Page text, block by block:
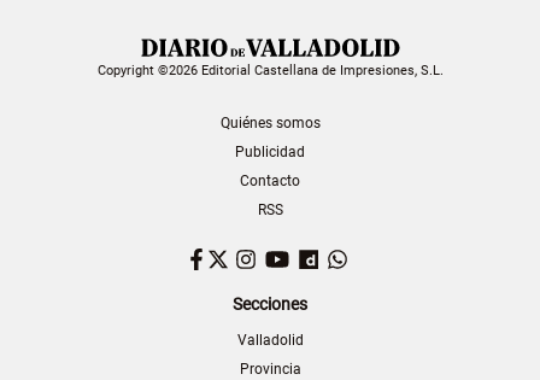
Copyright ©2026 Editorial Castellana de Impresiones, S.L.
Quiénes somos
Publicidad
Contacto
RSS
Facebook
TwitterInstagram
YouTubeDailymotion
Secciones
Valladolid
Provincia